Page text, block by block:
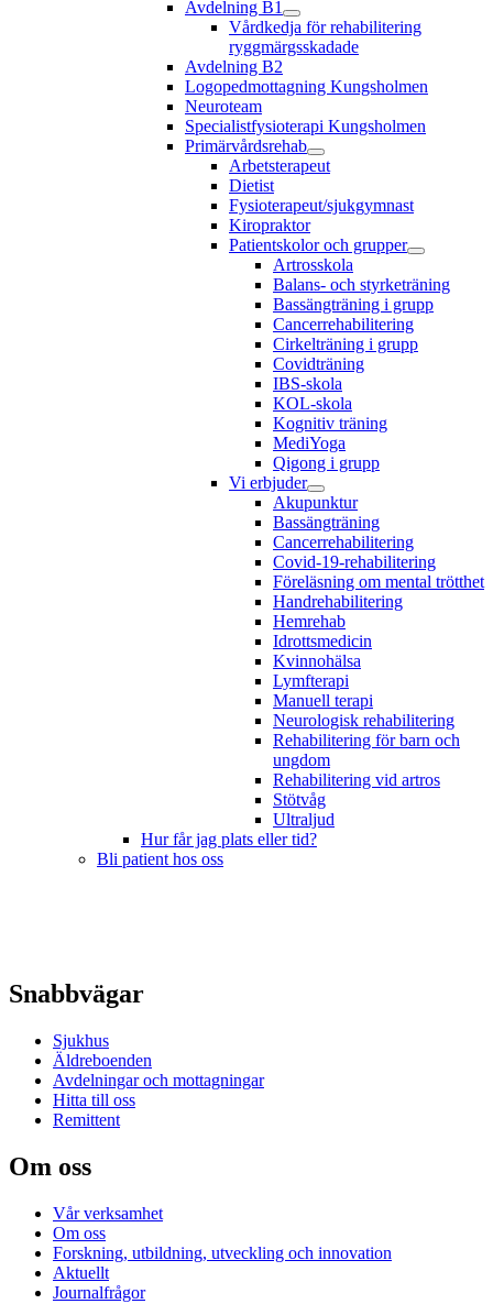
Avdelning B1
Vårdkedja för rehabilitering
ryggmärgsskadade
Avdelning B2
Logopedmottagning Kungsholmen
Neuroteam
Specialistfysioterapi Kungsholmen
Primärvårdsrehab
Arbetsterapeut
Dietist
Fysioterapeut/sjukgymnast
Kiropraktor
Patientskolor och grupper
Artrosskola
Balans- och styrketräning
Bassängträning i grupp
Cancerrehabilitering
Cirkelträning i grupp
Covidträning
IBS-skola
KOL-skola
Kognitiv träning
MediYoga
Qigong i grupp
Vi erbjuder
Akupunktur
Bassängträning
Cancerrehabilitering
Covid-19-rehabilitering
Föreläsning om mental trötthet
Handrehabilitering
Hemrehab
Idrottsmedicin
Kvinnohälsa
Lymfterapi
Manuell terapi
Neurologisk rehabilitering
Rehabilitering för barn och
ungdom
Rehabilitering vid artros
Stötvåg
Ultraljud
Hur får jag plats eller tid?
Bli patient hos oss
Snabbvägar
Sjukhus
Äldreboenden
Avdelningar och mottagningar
Hitta till oss
Remittent
Om oss
Vår verksamhet
Om oss
Forskning, utbildning, utveckling och innovation
Aktuellt
Journalfrågor